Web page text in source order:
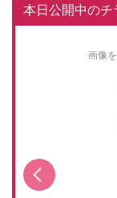
本日公開中のチ
画像